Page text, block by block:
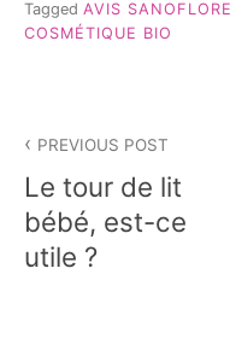
Tagged AVIS SANOFLORE
COSMÉTIQUE BIO
de
l’article
PREVIOUS POST
Le tour de lit
bébé, est-ce
utile ?